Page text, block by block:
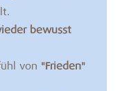
bewusst
von "Frieden"